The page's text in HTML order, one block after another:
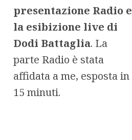
presentazione Radio e
la esibizione live di
Dodi Battaglia. La
parte Radio è stata
affidata a me, esposta in
15 minuti.